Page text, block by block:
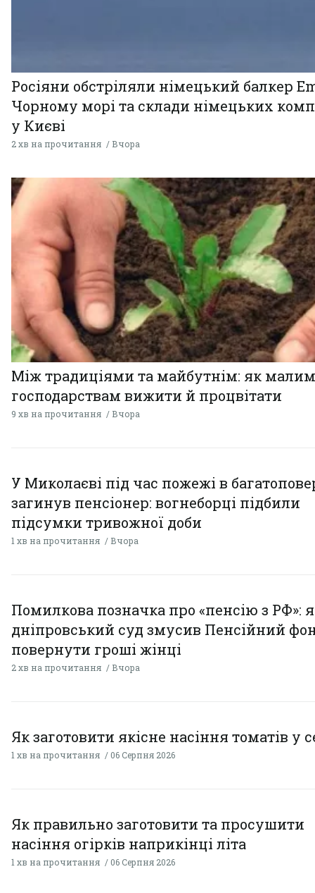
Росіяни обстріляли німецький балкер
Чорному морі та склади німецьких
у Києві
2 хв на прочитання Вчора
Між традиціями та майбутнім: як малим
господарствам вижити й процвітати
9 хв на прочитання Вчора
У Миколаєві під час пожежі в
загинув пенсіонер: вогнеборці підбили
підсумки тривожної доби
1 хв на прочитання Вчора
Помилкова позначка про «пенсію з РФ»:
дніпровський суд змусив Пенсійний
повернути гроші жінці
2 хв на прочитання Вчора
Як заготовити якісне насіння томатів у
1 хв на прочитання 06 Серпня 2026
Як правильно заготовити та просушити
насіння огірків наприкінці літа
1 хв на прочитання 06 Серпня 2026